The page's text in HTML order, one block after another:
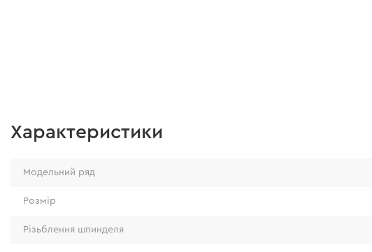
Характеристики
Модельний ряд
Розмір
Різьблення шпинделя